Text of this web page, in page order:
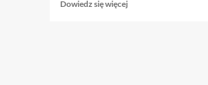
Dowiedz się więcej